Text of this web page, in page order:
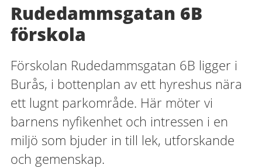
Rudedammsgatan 6B
förskola
Förskolan Rudedammsgatan 6B ligger i
Burås, i bottenplan av ett hyreshus nära
ett lugnt parkområde. Här möter vi
barnens nyfikenhet och intressen i en
miljö som bjuder in till lek, utforskande
och gemenskap.